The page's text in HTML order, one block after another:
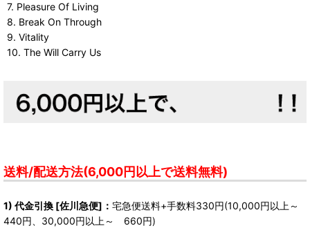
7. Pleasure Of Living
8. Break On Through
9. Vitality
10. The Will Carry Us
送料/配送方法(6,000円以上で送料無料)
1) 代金引換 [佐川急便]： 宅急便送料+手数料330円(10,000円以上～
440円、30,000円以上～ 660円)